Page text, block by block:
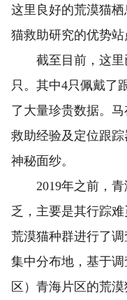
这里良好的荒漠猫
猫救助研究的优势站
截至目前，这里
只。其中4只佩戴了
了大量珍贵数据。
救助经验及定位跟
神秘面纱。
2019年之前，青
乏，主要是其行踪
荒漠猫种群进行了
集中分布地，基于
区）青海片区的荒